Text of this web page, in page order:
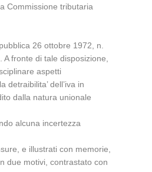
Commissione tributaria
26 ottobre 1972, n.
fronte di tale disposizione,
aspetti
dell’iva in
dalla natura unionale
alcuna incertezza
e illustrati con memorie,
due motivi, contrastato con